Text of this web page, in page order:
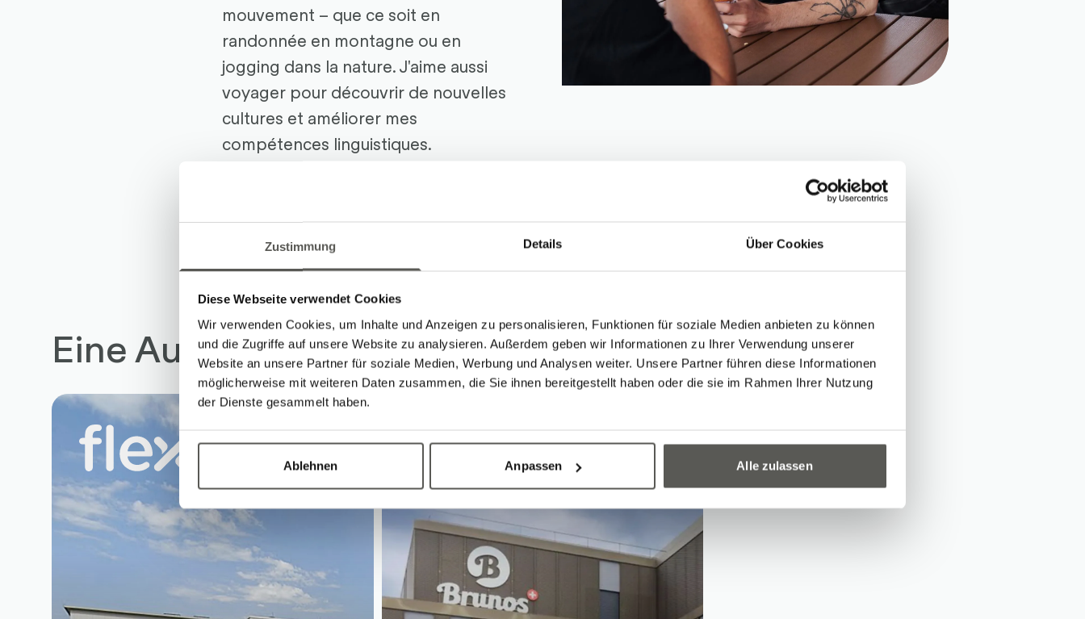
Zustimmung Details Über Cookies
Diese Webseite verwendet Cookies
Wir verwenden Cookies, um Inhalte und Anzeigen zu personalisieren, Funktionen für soziale Medien anbieten zu können
und die Zugriffe auf unsere Website zu analysieren. Außerdem geben wir Informationen zu Ihrer Verwendung unserer
Website an unsere Partner für soziale Medien, Werbung und Analysen weiter. Unsere Partner führen diese Informationen
möglicherweise mit weiteren Daten zusammen, die Sie ihnen bereitgestellt haben oder die sie im Rahmen Ihrer Nutzung
der Dienste gesammelt haben.
Ablehnen Anpassen Alle zulassen
mouvement – que ce soit en
randonnée en montagne ou en
jogging dans la nature. J'aime aussi
voyager pour découvrir de nouvelles
cultures et améliorer mes
compétences linguistiques.
Eine Auswahl an Arbeiten von Matteo